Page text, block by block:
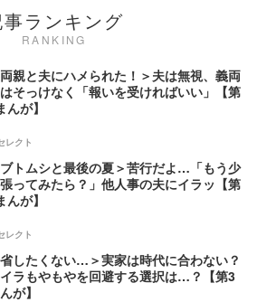
ランキング
RANKING
親と夫にハメられた！＞夫は無視、義両
そっけなく「報いを受ければいい」【第
んが】
レクト
トムシと最後の夏＞苦行だよ…「もう少
ってみたら？」他人事の夫にイラッ【第
んが】
レクト
したくない…＞実家は時代に合わない？
ラもやもやを回避する選択は…？【第3
が】